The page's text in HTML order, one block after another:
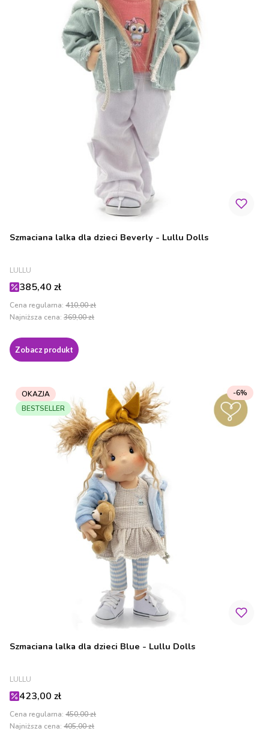
Szmaciana lalka dla dzieci Beverly - Lullu Dolls
PRODUCENT
LULLU
Cena promocyjna
385,40 zł
Cena regularna: 410,00 zł
Najniższa cena: 369,00 zł
Zobacz produkt
OKAZJA
BESTSELLER
Szmaciana lalka dla dzieci Blue - Lullu Dolls
PRODUCENT
LULLU
Cena promocyjna
423,00 zł
Cena regularna: 450,00 zł
-6%
Najniższa cena: 405,00 zł